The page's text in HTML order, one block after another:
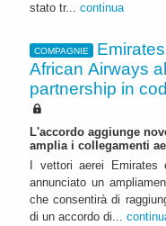
stato tr... continua
COMPAGNIE
African Airways
partnership in
L'accordo aggiunge
amplia i collegamenti
I vettori aerei
annunciato un
che consentirà di
di un accordo di...